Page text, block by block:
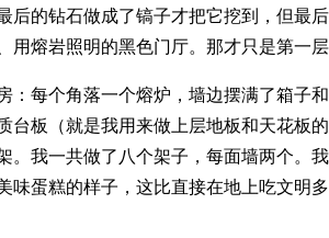
后的钻石做成了镐子才把它挖到，但最
用熔岩照明的黑色门厅。那才只是第一
：每个角落一个熔炉，墙边摆满了箱子
台板（就是我用来做上层地板和天花板
。我一共做了八个架子，每面墙两个。
味蛋糕的样子，这比直接在地上吃文明多